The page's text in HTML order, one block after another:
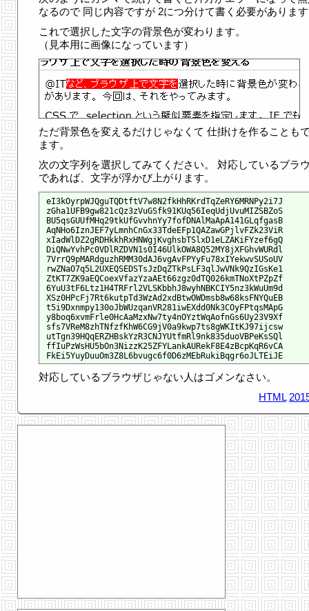
なるので 同じ内容ですが 2につ分けて書く必要がありま
これで選択した文字の背景色が変わります。
（見本用に画像になっています）
ただ背景色を変えるだけじゃなくて 仕掛けを作ることも
ます。
次の文字列を選択してみてください。 対応しているブラ
であれば、文字が浮かび上がります。
eI3kOyrpWJQguTQDtftV7w8N2fkH hRKrdTqZeRY6M RN Py2i7J
zGha1UFB9gw821cQz3zVuGSfk91KUq56IeqUd jUvuMIZSBZoS
BU5qsGUUfM Hq29t kUfGvvhnYy7fofDNAlMaApA141GLqfgas B
AqN Ho6IznJ EF7yLmnhCnGx33TdeEFp1QAZawGPj lvFZk23ViR
xIadWl DZ2gRDH kkhRxH NWgj Kvghs bTSlxD1eLZAKiFYzef6gQ
DiQNwYvhPc0VDl RZDVN1s0I46Ul kOWA8Q52MY8jXFGhvWURd l
7VrrQ9pMARdguzhRMM30dAJ6vgAvFPYyFu78xIYekwvSUSoUV
rwZNaO7q5L2UXEQSEDSTsJzDqZTkPs LF3qlJwVN k9QzIGs Ke1
Zt KT7ZK9aEQCoexVfazYzaAEt66zgz0dTQ026kmTNoXt PZpZf
6YuU3t F6Ltz1H4TRFrl2VLSKbbhJ8wyhN BKCIY5nz3kWuUm9d
XSz0H PcFj7Rt6kutpTd3WzAd2xd BtwOWDms b8w68ks FNYQuEB
t5i9Dxnmpy130oJ bWUzqanVR281iwEXdd0N k3COyFPtqsMApG
y8boq6xvmFrle0HcAaMzxNw7ty4nOYztWqAofnGs6Uy23V9Xf
sfs7VReM8zhTNfzfKhW6CG9jV0a9kwp7ts8gWKIt KJ97ij csw
utTgn39HQqERZH Bs kYzR3CNJYUtfmRl9nk835d uoVBPeKsSQl
ffIuPzWs HU5bOn3NizzK25ZFYLankAURekF8E4zBcpKqR6vCA
FkEi5YuyDuuOm3Z8L6bvugc6f0D6zM EbRukiBqgr6oJ LTEiJ E
対応しているブラウザじゃない人はゴメンなさい。
HTML